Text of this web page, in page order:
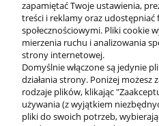
zapamiętać Twoje ustawienia,
treści i reklamy oraz udostępniać
społecznościowymi. Pliki cookie
mierzenia ruchu i analizowania
strony internetowej.
Domyślnie włączone są jedynie
działania strony. Poniżej możesz
rodzaje plików, klikając
używania (z wyjątkiem
pliki do swoich potrzeb,